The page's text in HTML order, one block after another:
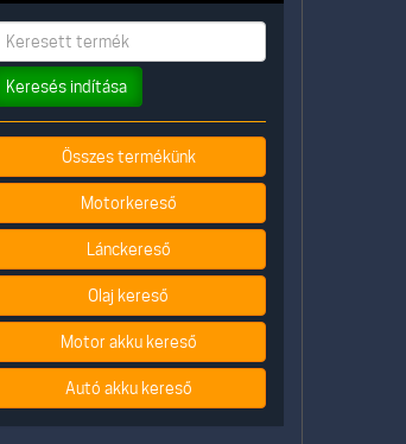
Keresés indítása
Összes termékünk
Motorkereső
Lánckereső
Olaj kereső
Motor akku kereső
Autó akku kereső